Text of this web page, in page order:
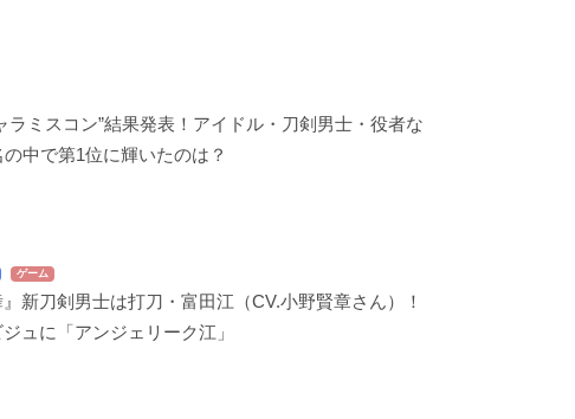
ラミスコン”結果発表！アイドル・刀剣男士・役者な
中で第1位に輝いたのは？
ゲーム
新刀剣男士は打刀・富田江（CV.小野賢章さん）！
ュに「アンジェリーク江」